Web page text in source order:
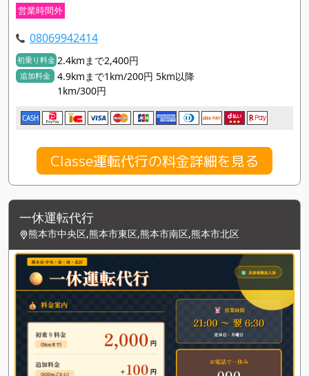
営業時間外
08069942414
初乗り料金 2.4kmまで2,400円
追加料金
4.9kmまで1km/200円 5km以降
1km/300円
CASH
Classe運転代行の料金詳細を見る
一休運転代行
熊本市中央区,熊本市東区,熊本市南区,熊本市北区